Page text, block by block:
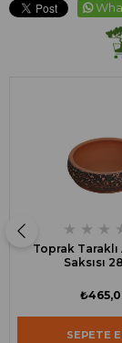
★ ★ ★
Toprak Taraklı
Saksısı
SEPETE